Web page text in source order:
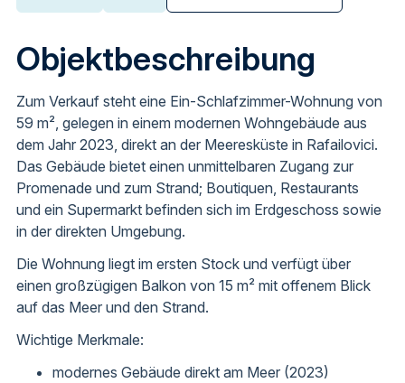
Objektbeschreibung
Zum Verkauf steht eine Ein-Schlafzimmer-Wohnung von
59 m², gelegen in einem modernen Wohngebäude aus
dem Jahr 2023, direkt an der Meeresküste in Rafailovici.
Das Gebäude bietet einen unmittelbaren Zugang zur
Promenade und zum Strand; Boutiquen, Restaurants
und ein Supermarkt befinden sich im Erdgeschoss sowie
in der direkten Umgebung.
Die Wohnung liegt im ersten Stock und verfügt über
einen großzügigen Balkon von 15 m² mit offenem Blick
auf das Meer und den Strand.
Wichtige Merkmale:
modernes Gebäude direkt am Meer (2023)